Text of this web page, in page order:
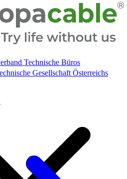
Technische Büros
Gesellschaft Österreichs